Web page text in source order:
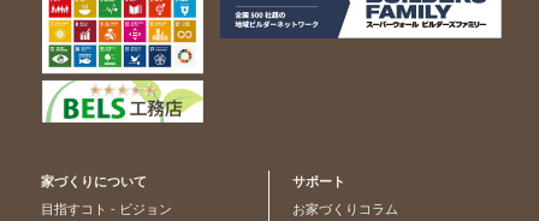
家づくりについて
目指すコト - ビジョン
サポート
お家づくりコラム